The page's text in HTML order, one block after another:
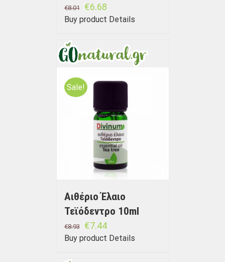
€8.01 €6.68
Buy product Details
Sale!
Αιθέριο Έλαιο
Τεϊόδεντρο 10ml
€8.93 €7.44
Buy product Details